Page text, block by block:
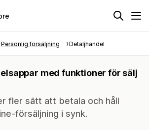
Personlig försäljning Detaljhandel
med funktioner för sälj
fler sätt att betala och håll
försäljning i synk.